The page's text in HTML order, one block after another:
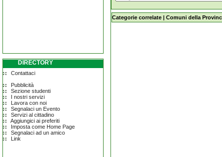
DIRECTORY
Contattaci
Pubblicità
Sezione studenti
I nostri servizi
Lavora con noi
Segnalaci un Evento
Servizi al cittadino
Aggiungici ai preferiti
Imposta come Home Page
Segnalaci ad un amico
Link
Categorie correlate | Comuni della